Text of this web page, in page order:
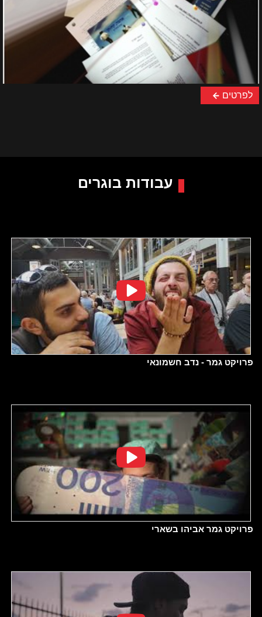
לפרטים
עבודות בוגרים
פרויקט גמר - נדב חשמונאי
פרויקט גמר אביהו בשארי